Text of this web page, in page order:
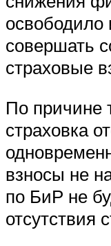
освободило
совершать
страховые
По причине
страховка
взносы не
по БиР не
отсутствия